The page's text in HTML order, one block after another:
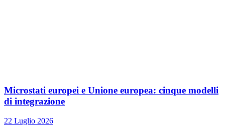
Microstati europei e Unione europea: cinque modelli
di integrazione
22 Luglio 2026